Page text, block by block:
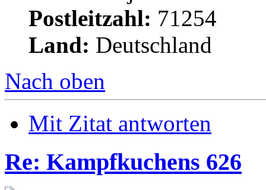
Postleitzahl: 71254
Land: Deutschland
Nach oben
Mit Zitat antworten
Re: Kampfkuchens 626